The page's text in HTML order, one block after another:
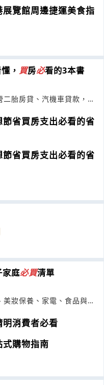
覽館周邊捷運美食指
， 買房必看的3本書
胎房貸、汽機車貸款，客
省買房支出必看的省
省買房支出必看的省
家庭必買清單
妝保養、家電、食品與福
消費者必看
購物指南